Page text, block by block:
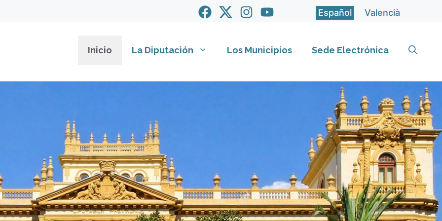
Español Valencià
Inicio La Diputación Los Municipios Sede Electrónica